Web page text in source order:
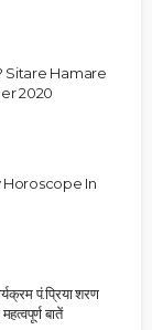
? Sitare Hamare
2020
Horoscope In
पं.प्रिया शरण
बातें